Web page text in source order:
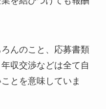
んのこと、応募書類
収交渉などは全て自
とを意味していま